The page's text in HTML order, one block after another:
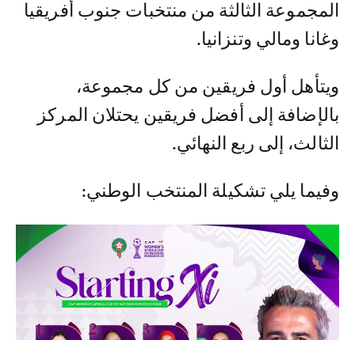
المجموعة الثالثة من منتخبات جنوب أفريقيا
وغانا ومالي وتنزانيا.
ويتأهل أول فريقين من كل مجموعة،
بالإضافة إلى أفضل فريقين يحتلان المركز
الثالث، إلى ربع النهائي.
وفيما يلي تشكيلة المنتخب الوطني: